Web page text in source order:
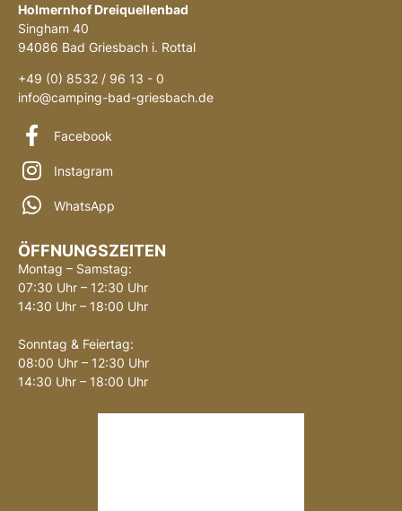
Holmernhof Dreiquellenbad
Singham 40
94086 Bad Griesbach i. Rottal
+49 (0) 8532 / 96 13 - 0
info@camping-bad-griesbach.de
Facebook
Instagram
WhatsApp
ÖFFNUNGSZEITEN
Montag – Samstag:
07:30 Uhr – 12:30 Uhr
14:30 Uhr – 18:00 Uhr
Sonntag & Feiertag:
08:00 Uhr – 12:30 Uhr
14:30 Uhr – 18:00 Uhr